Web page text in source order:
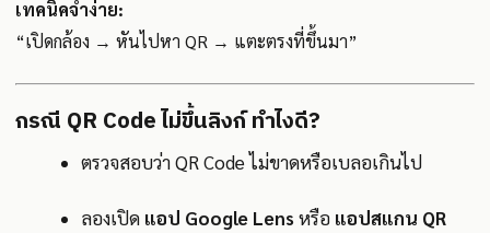
เทคนิคจำง่าย:
“เปิดกล้อง → หันไปหา QR → แตะตรงที่ขึ้นมา”
กรณี QR Code ไม่ขึ้นลิงก์ ทำไงดี?
ตรวจสอบว่า QR Code ไม่ขาดหรือเบลอเกินไป
ลองเปิด แอป Google Lensหรือ แอปสแกน QR